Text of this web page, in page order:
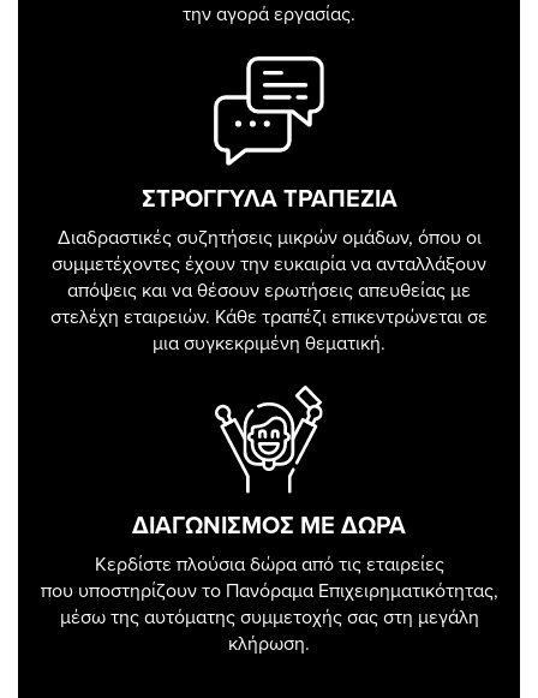
την αγορά εργασίας.
ΣΤΡΟΓΓΥΛΑ ΤΡΑΠΕΖΙΑ
Διαδραστικές συζητήσεις μικρών ομάδων, όπου οι
συμμετέχοντες έχουν την ευκαιρία να ανταλλάξουν
απόψεις και να θέσουν ερωτήσεις απευθείας με
στελέχη εταιρειών. Κάθε τραπέζι επικεντρώνεται σε
μια συγκεκριμένη θεματική.
ΔΙΑΓΩΝΙΣΜΟΣ ΜΕ ΔΩΡΑ
Κερδίστε πλούσια δώρα από τις εταιρείες
που υποστηρίζουν το Πανόραμα Επιχειρηματικότητας,
μέσω της αυτόματης συμμετοχής σας στη μεγάλη
κλήρωση.